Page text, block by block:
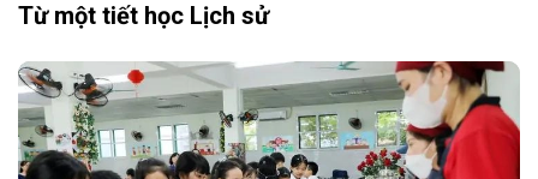
Từ một tiết học Lịch sử